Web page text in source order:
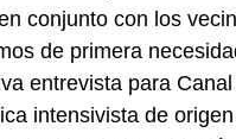
conjunto con los
de primera
entrevista para
intensivista de